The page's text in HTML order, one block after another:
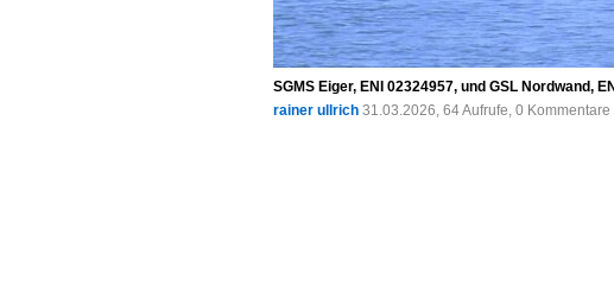
SGMS Eiger, ENI 02324957, und GSL Nordwand,
rainer ullrich 31.03.2026, 64 Aufrufe, 0 Kommentare